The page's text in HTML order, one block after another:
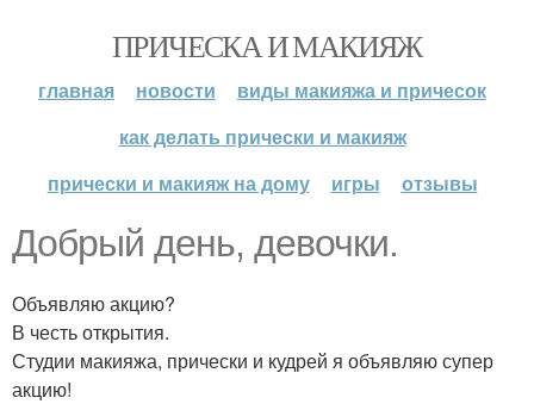
ПРИЧЕСКА И МАКИЯЖ
главная новости
виды макияжа и причесок
как делать прически и макияж
прически и макияж на дому
игры отзывы
Добрый день, девочки.
Объявляю акцию?
В честь открытия.
Студии макияжа, прически и кудрей я объявляю супер
акцию!